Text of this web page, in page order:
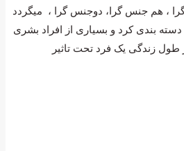
، هم جنس گرا، دوجنس گرا ، میگردد
بندی کرد و بسیاری از افراد بشری
طول زندگی یک فرد تحت تاثیر